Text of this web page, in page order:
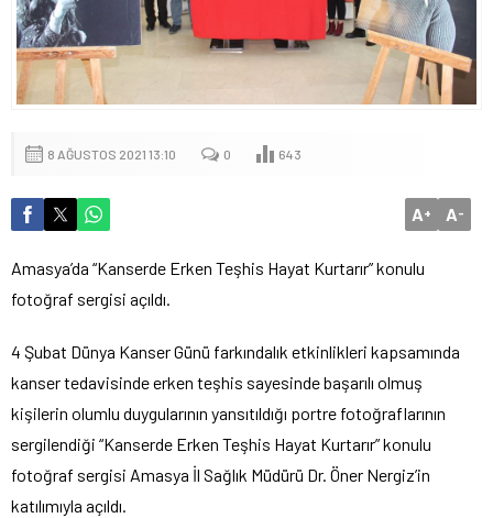
8 AĞUSTOS 2021 13:10 0 643
A+ A-
Amasya’da “Kanserde Erken Teşhis Hayat Kurtarır” konulu
fotoğraf sergisi açıldı.
4 Şubat Dünya Kanser Günü farkındalık etkinlikleri kapsamında
kanser tedavisinde erken teşhis sayesinde başarılı olmuş
kişilerin olumlu duygularının yansıtıldığı portre fotoğraflarının
sergilendiği “Kanserde Erken Teşhis Hayat Kurtarır” konulu
fotoğraf sergisi Amasya İl Sağlık Müdürü Dr. Öner Nergiz’in
katılımıyla açıldı.